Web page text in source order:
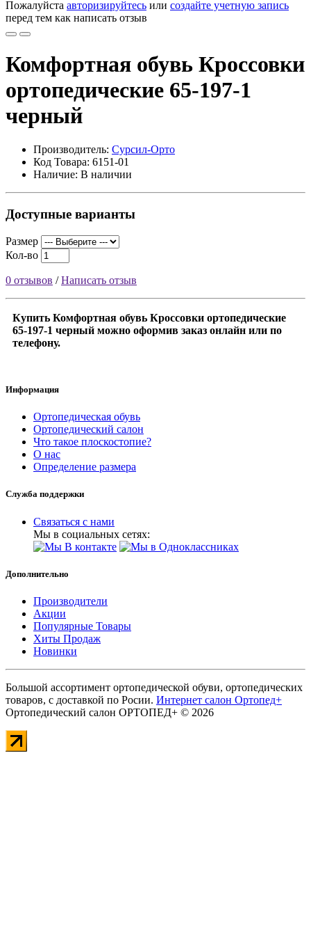
Пожалуйста авторизируйтесь или создайте учетную запись
перед тем как написать отзыв
Комфортная обувь Кроссовки
ортопедические 65-197-1
черный
Производитель: Сурсил-Орто
Код Товара: 6151-01
Наличие: В наличии
Доступные варианты
Размер
Кол-во
0 отзывов /Написать отзыв
Купить Комфортная обувь Кроссовки ортопедические
65-197-1 черный можно оформив заказ онлайн или по
телефону.
Информация
Ортопедическая обувь
Ортопедический салон
Что такое плоскостопие?
О нас
Определение размера
Служба поддержки
Связаться с нами
Мы в социальных сетях:
Дополнительно
Производители
Акции
Популярные Товары
Хиты Продаж
Новинки
Большой ассортимент ортопедической обуви, ортопедических
товаров, с доставкой по Росии. Интернет салон Ортопед+
Ортопедический салон ОРТОПЕД+ © 2026